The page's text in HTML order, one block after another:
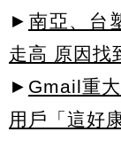
► 南亞、台
走高 原因找
► Gmail重
用戶「這好